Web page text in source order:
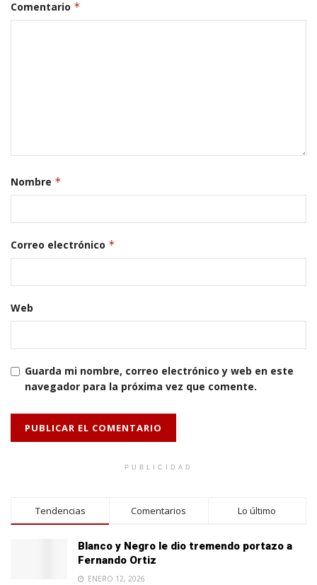
Comentario *
Nombre *
Correo electrónico *
Web
Guarda mi nombre, correo electrónico y web en este
navegador para la próxima vez que comente.
PUBLICIDAD
Tendencias Comentarios Lo último
Blanco y Negro le dio tremendo portazo a
Fernando Ortiz
ENERO 12, 2026